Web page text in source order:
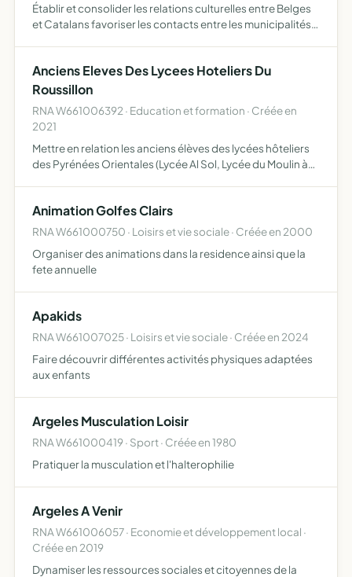
Établir et consolider les relations culturelles entre Belges
et Catalans favoriser les contacts entre les municipalités
Anciens Eleves Des Lycees Hoteliers Du
Roussillon
RNA W661006392 · Education et formation · Créée en
2021
Mettre en relation les anciens élèves des lycées hôteliers
des Pyrénées Orientales (Lycée Al Sol, Lycée du Moulin à
Animation Golfes Clairs
RNA W661000750 · Loisirs et vie sociale · Créée en 2000
Organiser des animations dans la residence ainsi que la
fete annuelle
Apakids
RNA W661007025 · Loisirs et vie sociale · Créée en 2024
Faire découvrir différentes activités physiques adaptées
aux enfants
Argeles Musculation Loisir
RNA W661000419 · Sport · Créée en 1980
Pratiquer la musculation et l'halterophilie
Argeles A Venir
RNA W661006057 · Economie et développement local ·
Créée en 2019
Dynamiser les ressources sociales et citoyennes de la